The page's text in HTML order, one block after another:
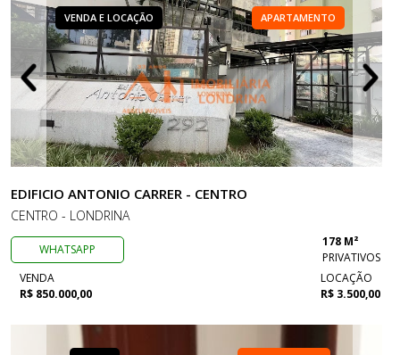
VENDA E LOCAÇÃO APARTAMENTO
EDIFICIO ANTONIO CARRER - CENTRO
CENTRO - LONDRINA
WHATSAPP
178 M²
PRIVATIVOS
VENDA
R$ 850.000,00
LOCAÇÃO
R$ 3.500,00